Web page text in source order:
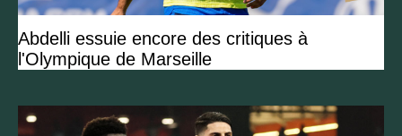
Abdelli essuie encore des critiques à
l'Olympique de Marseille